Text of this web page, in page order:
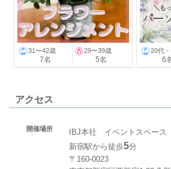
31〜42歳
7名
29〜39歳
5名
20代
6
アクセス
開催場所
IBJ本社 イベントスペース
新宿駅から徒歩5分
〒160-0023